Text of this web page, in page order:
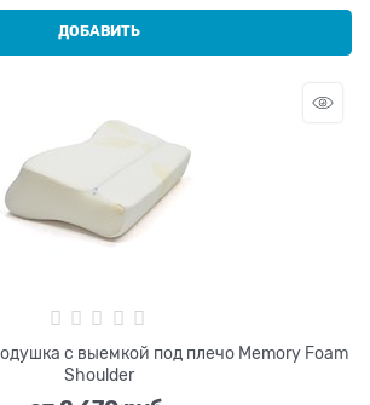
ДОБАВИТЬ
с выемкой под плечо Memory Foam
Shoulder